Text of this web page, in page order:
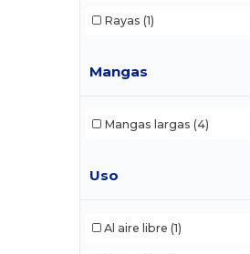
Rayas (1)
Mangas
Mangas largas (4)
Uso
Al aire libre (1)